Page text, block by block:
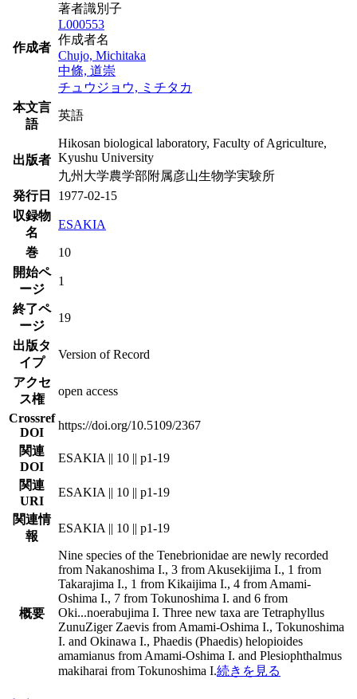
作成者
著者識別子
L000553
作成者名
Chujo, Michitaka
中條, 道崇
チュウジョウ, ミチタカ
本文言
語
英語
出版者
Hikosan biological laboratory, Faculty of Agriculture,
Kyushu University
九州大学農学部附属彦山生物学実験所
発行日
1977-02-15
収録物
名
ESAKIA
巻
10
開始ペ
ージ
1
終了ペ
ージ
19
出版タ
イプ
Version of Record
アクセ
ス権
open access
Crossref
DOI
https://doi.org/10.5109/2367
関連
DOI
ESAKIA || 10 || p1-19
関連
URI
ESAKIA || 10 || p1-19
関連情
報
ESAKIA || 10 || p1-19
概要
Nine species of the Tenebrionidae are newly recorded
from Nakanoshima I., 3 from Akusekijima I., 1 from
Takarajima I., 1 from Kikaijima I., 4 from Amami-
Oshima I., 7 from Tokunoshima I. and 6 from
Oki...noerabujima I. Three new taxa are Tetraphyllus
ZunuZiger Zaevis from Amami-Oshima I., Tokunoshima
I. and Okinawa I., Phaedis (Phaedis) helopioides
amamianus from Amami-Oshima I. and Plesiophthalmus
makiharai from Tokunoshima I.続きを見る